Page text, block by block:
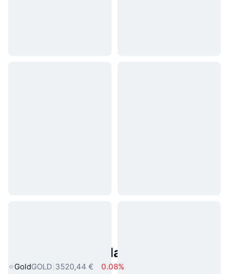
Asset reali popolari
GoldGOLD 3520,44 € 0.08%